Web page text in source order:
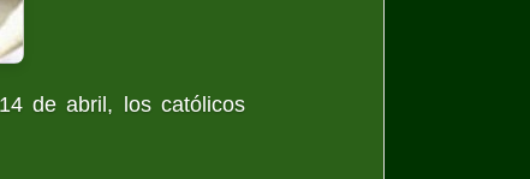
de abril, los católicos